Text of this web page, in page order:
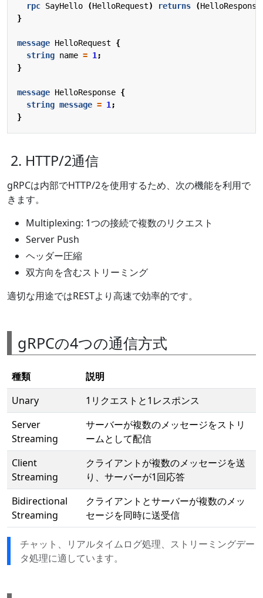
rpc SayHello (HelloRequest) returns (HelloResponse
}
message HelloRequest
{
string name = 1 ;
}
message HelloResponse {
string message = 1 ;
}
2. HTTP/2通信
gRPCは内部でHTTP/2を使用するため、次の機能を利用で
きます。
Multiplexing: 1つの接続で複数のリクエスト
Server Push
ヘッダー圧縮
双方向を含むストリーミング
適切な用途ではRESTより高速で効率的です。
gRPCの4つの通信方式
種類
説明
Unary
1リクエストと1レスポンス
Server
Streaming
サーバーが複数のメッセージをストリ
ームとして配信
Client
Streaming
クライアントが複数のメッセージを送
り、サーバーが1回応答
Bidirectional
Streaming
クライアントとサーバーが複数のメッ
セージを同時に送受信
チャット、リアルタイムログ処理、ストリーミングデー
タ処理に適しています。